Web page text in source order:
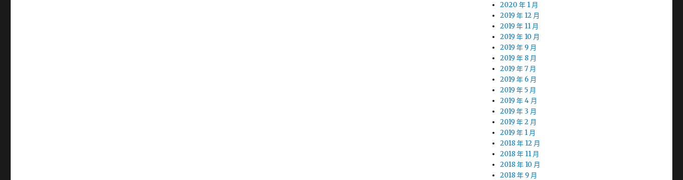
2020 年 1 月
2019 年 12 月
2019 年 11 月
2019 年 10 月
2019 年 9 月
2019 年 8 月
2019 年 7 月
2019 年 6 月
2019 年 5 月
2019 年 4 月
2019 年 3 月
2019 年 2 月
2019 年 1 月
2018 年 12 月
2018 年 11 月
2018 年 10 月
2018 年 9 月